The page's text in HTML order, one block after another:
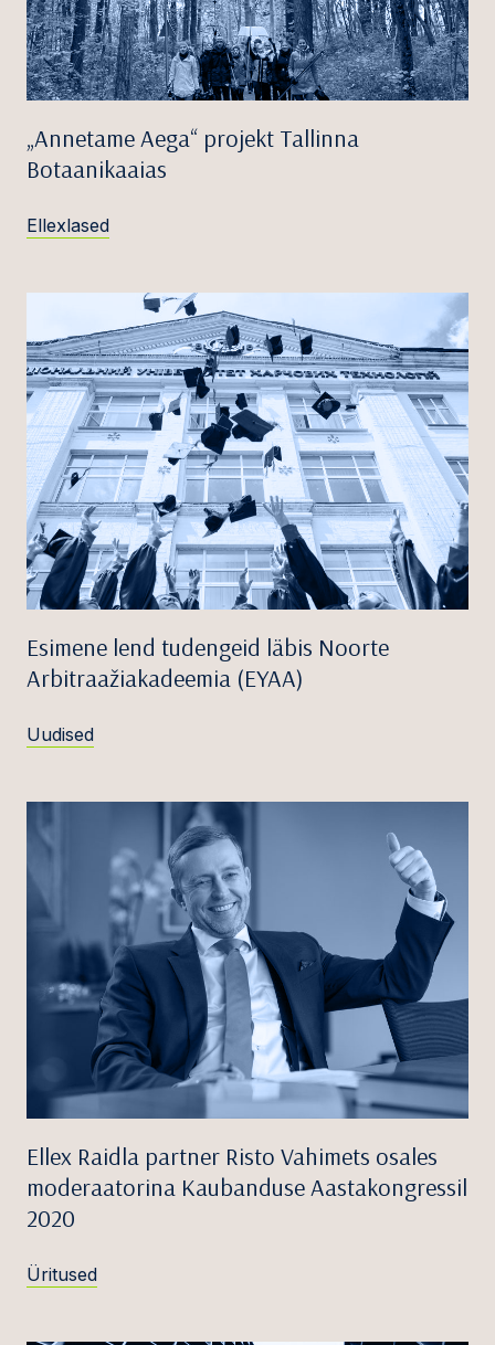
„Annetame Aega“ projekt Tallinna
Botaanikaaias
Ellexlased
Esimene lend tudengeid läbis Noorte
Arbitraažiakadeemia (EYAA)
Uudised
Ellex Raidla partner Risto Vahimets osales
moderaatorina Kaubanduse Aastakongressil
2020
Üritused